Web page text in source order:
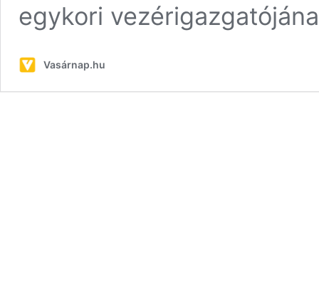
egykori
Vasárnap.hu